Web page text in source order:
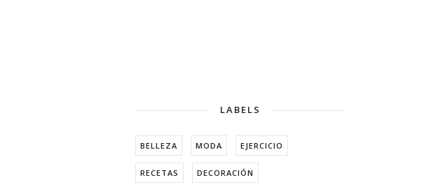
LABELS
BELLEZA MODA EJERCICIO
RECETAS DECORACIÓN